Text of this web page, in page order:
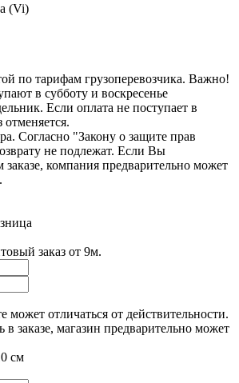
(Vi)
по тарифам грузоперевозчика. Важно!
в субботу и воскресенье
Если оплата не поступает в
отменяется.
Согласно "Закону о защите прав
не подлежат. Если Вы
заказе, компания предварительно может
заказ от 9м.
может отличаться от действительности.
заказе, магазин предварительно может
см